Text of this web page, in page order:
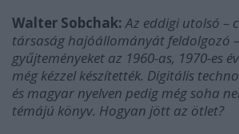
Walter Sobchak: Az eddigi utolsó –
társaság hajóállományát feldolgozó
gyűjteményeket az 1960-as, 1970-es
még kézzel készítették. Digitális
és magyar nyelven pedig még soha
témájú könyv. Hogyan jött az ötlet?